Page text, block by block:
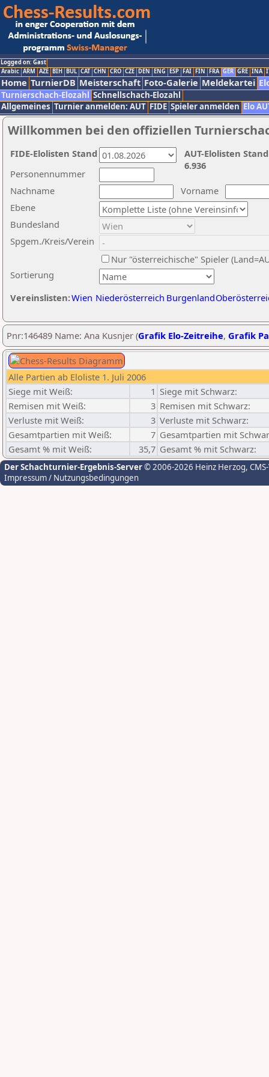
Logged on: Gast
Arabic ARM AZE BIH BUL CAT CHN CRO CZE DEN ENG ESP FAI FIN FRA GER GRE INA
Home TurnierDB Meisterschaft Foto-Galerie Meldekartei
Turnierschach-Elozahl Schnellschach-Elozahl
Allgemeines Turnier anmelden: AUT FIDE Spieler anmelden Elo
Willkommen bei den offiziellen
Nachname
Vorname
Ebene
Sortierung
Personennummer
Bundesland
Spgem./Kreis/Verein
Nur "österreichische" Spieler
Vereinslisten:Wien Niederösterreich Burgenland
AUT-Elolisten
6.936
FIDE-Elolisten Stand
Pnr:146489 Name: Ana Kusnjer (Grafik Elo-Zeitreihe, Grafik
Alle Partien ab Eloliste 1. Juli 2006
Siege mit Weiß:
1 Siege mit Schwarz:
Remisen mit Weiß:
3 Remisen mit Schwarz:
Verluste mit Weiß:
3 Verluste mit Schwarz:
Gesamtpartien mit Weiß:
7 Gesamtpartien mit
Gesamt % mit Weiß:
35,7 Gesamt % mit Schwarz:
Der Schachturnier-Ergebnis-Server© 2006-2026 Heinz Herzog,
Impressum / Nutzungsbedingungen